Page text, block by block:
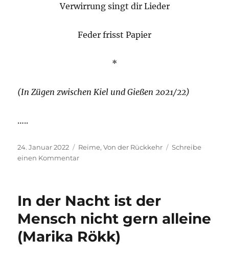
Verwirrung singt dir Lieder
Feder frisst Papier
*
(In Zügen zwischen Kiel und Gießen 2021/22)
…..
Veröffentlicht
am
24. Januar 2022 Kategorien
Reime,Von der Rückkehr
Schreibe
einen Kommentarzu
(Spencer
Davis
Group)
In der Nacht ist der
Mensch nicht gern alleine
(Marika Rökk)